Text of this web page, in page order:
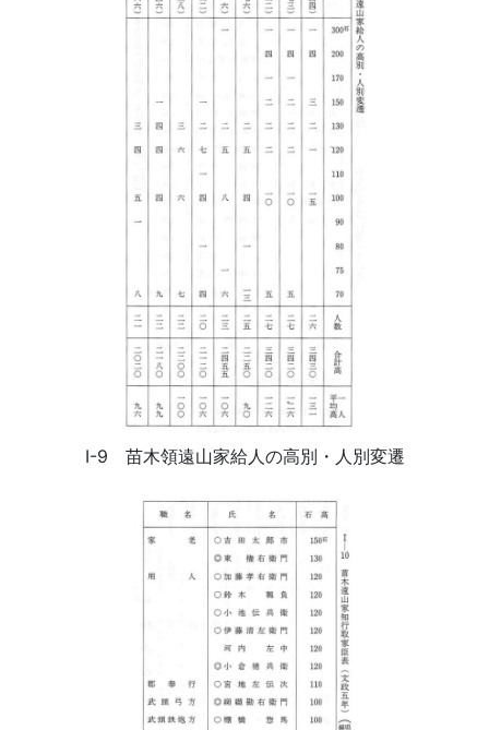
Ⅰ-9 苗木領遠山家給人の高別・人別変遷